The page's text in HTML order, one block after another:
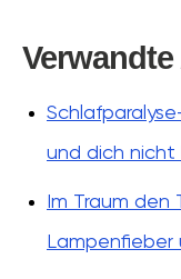
und dich
Im Traum den
Lampenfieber